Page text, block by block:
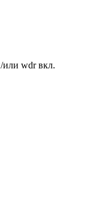
или wdr вкл.